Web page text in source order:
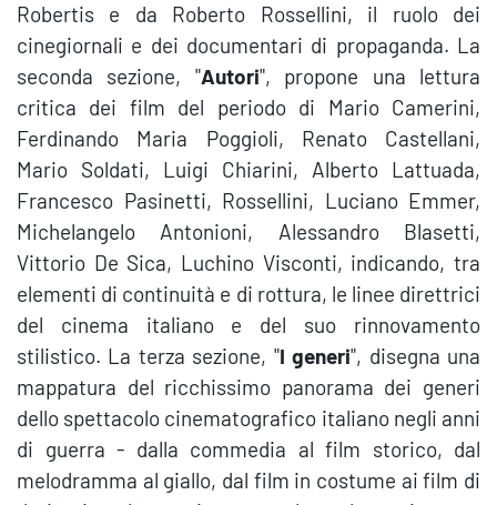
Robertis e da Roberto Rossellini, il ruolo dei
cinegiornali e dei documentari di propaganda. La
seconda sezione, "Autori", propone una lettura
critica dei film del periodo di Mario Camerini,
Ferdinando Maria Poggioli, Renato Castellani,
Mario Soldati, Luigi Chiarini, Alberto Lattuada,
Francesco Pasinetti, Rossellini, Luciano Emmer,
Michelangelo Antonioni, Alessandro Blasetti,
Vittorio De Sica, Luchino Visconti, indicando, tra
elementi di continuità e di rottura, le linee direttrici
del cinema italiano e del suo rinnovamento
stilistico. La terza sezione, "I generi", disegna una
mappatura del ricchissimo panorama dei generi
dello spettacolo cinematografico italiano negli anni
di guerra - dalla commedia al film storico, dal
melodramma al giallo, dal film in costume ai film di